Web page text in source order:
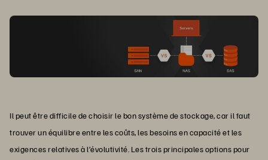
Il peut être difficile de choisir le bon système de stockage, car il faut
trouver un équilibre entre les coûts, les besoins en capacité et les
exigences relatives à l’évolutivité. Les trois principales options pour